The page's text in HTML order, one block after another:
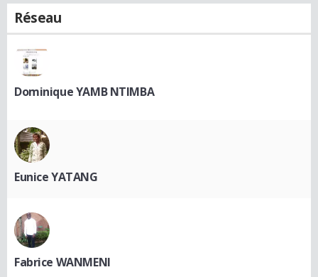
Réseau
Dominique YAMB NTIMBA
Eunice YATANG
Fabrice WANMENI